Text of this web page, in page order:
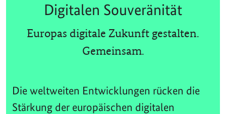
Digitalen Souveränität
Europas digitale Zukunft gestalten.
Gemeinsam.
Die weltweiten Entwicklungen rücken die
Stärkung der europäischen digitalen